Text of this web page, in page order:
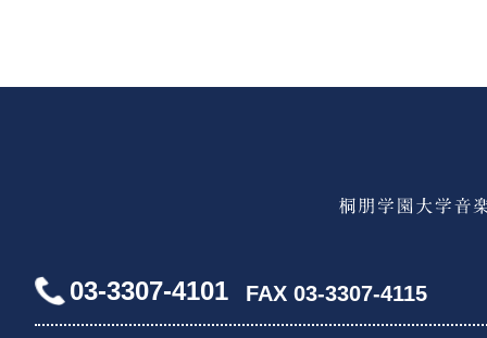
03-3307-4101 FAX 03-3307-4115